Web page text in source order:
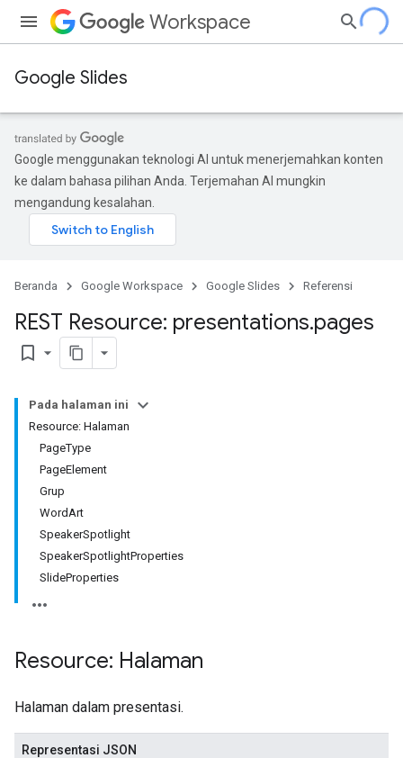
Workspace
Google Slides
Google menggunakan teknologi AI untuk menerjemahkan konten
ke dalam bahasa pilihan Anda. Terjemahan AI mungkin
mengandung kesalahan.
Beranda Google Workspace Google Slides Referensi
REST Resource: presentations.pages
bookmark_border
Pada halaman ini
Resource: Halaman
PageType
PageElement
Grup
WordArt
SpeakerSpotlight
SpeakerSpotlightProperties
SlideProperties
Resource: Halaman
Halaman dalam presentasi.
Representasi JSON